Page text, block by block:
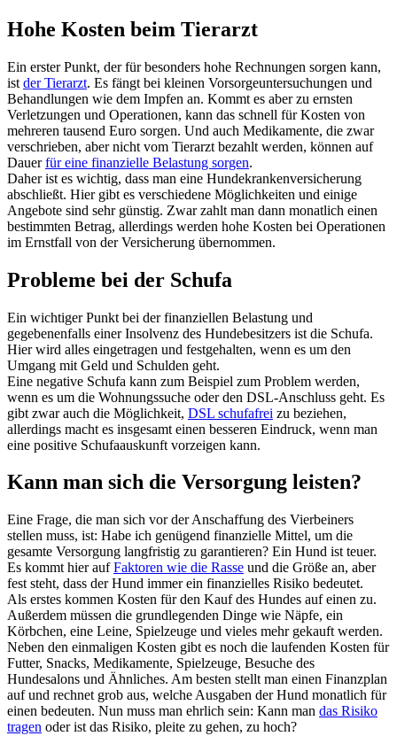
Hohe Kosten beim Tierarzt
Ein erster Punkt, der für besonders hohe Rechnungen sorgen kann,
ist der Tierarzt. Es fängt bei kleinen Vorsorgeuntersuchungen und
Behandlungen wie dem Impfen an. Kommt es aber zu ernsten
Verletzungen und Operationen, kann das schnell für Kosten von
mehreren tausend Euro sorgen. Und auch Medikamente, die zwar
verschrieben, aber nicht vom Tierarzt bezahlt werden, können auf
Dauerfür eine finanzielle Belastung sorgen.
Daher ist es wichtig, dass man eine Hundekrankenversicherung
abschließt. Hier gibt es verschiedene Möglichkeiten und einige
Angebote sind sehr günstig. Zwar zahlt man dann monatlich einen
bestimmten Betrag, allerdings werden hohe Kosten bei Operationen
im Ernstfall von der Versicherung übernommen.
Probleme bei der Schufa
Ein wichtiger Punkt bei der finanziellen Belastung und
gegebenenfalls einer Insolvenz des Hundebesitzers ist die Schufa.
Hier wird alles eingetragen und festgehalten, wenn es um den
Umgang mit Geld und Schulden geht.
Eine negative Schufa kann zum Beispiel zum Problem werden,
wenn es um die Wohnungssuche oder den DSL-Anschluss geht. Es
gibt zwar auch die Möglichkeit, DSL schufafrei zu beziehen,
allerdings macht es insgesamt einen besseren Eindruck, wenn man
eine positive Schufaauskunft vorzeigen kann.
Kann man sich die Versorgung leisten?
Eine Frage, die man sich vor der Anschaffung des Vierbeiners
stellen muss, ist: Habe ich genügend finanzielle Mittel, um die
gesamte Versorgung langfristig zu garantieren? Ein Hund ist teuer.
Es kommt hier aufFaktoren wie die Rasse und die Größe an, aber
fest steht, dass der Hund immer ein finanzielles Risiko bedeutet.
Als erstes kommen Kosten für den Kauf des Hundes auf einen zu.
Außerdem müssen die grundlegenden Dinge wie Näpfe, ein
Körbchen, eine Leine, Spielzeuge und vieles mehr gekauft werden.
Neben den einmaligen Kosten gibt es noch die laufenden Kosten für
Futter, Snacks, Medikamente, Spielzeuge, Besuche des
Hundesalons und Ähnliches. Am besten stellt man einen Finanzplan
auf und rechnet grob aus, welche Ausgaben der Hund monatlich für
einen bedeuten. Nun muss man ehrlich sein: Kann man das Risiko
tragen oder ist das Risiko, pleite zu gehen, zu hoch?